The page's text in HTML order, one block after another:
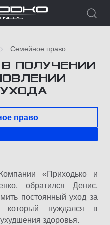
Семейное право
ПОЛУЧЕНИИ
право
«Приходько и
обратился Денис,
постоянный уход за
нуждался в
здоровья.